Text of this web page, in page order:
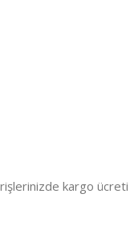
kargo ücreti